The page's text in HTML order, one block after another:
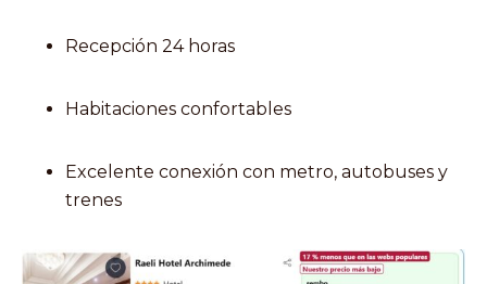
Recepción 24 horas
Habitaciones confortables
Excelente conexión con metro, autobuses y
trenes